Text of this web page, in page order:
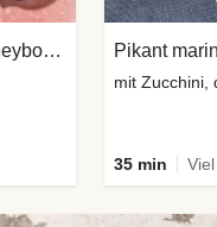
Enchiladas mit Weiderinderhack & Kidneybohnen Pikant
mit Zucchini,
35 min